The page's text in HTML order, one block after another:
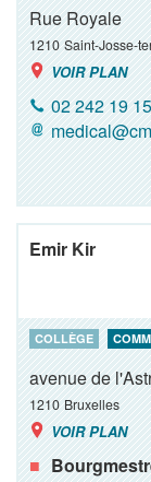
Rue Royale
1210 Saint-Josse-
VOIR PLAN
02 242 19 15
Emir Kir
COLLÈGE
avenue de
1210 Bruxelles
VOIR PLAN